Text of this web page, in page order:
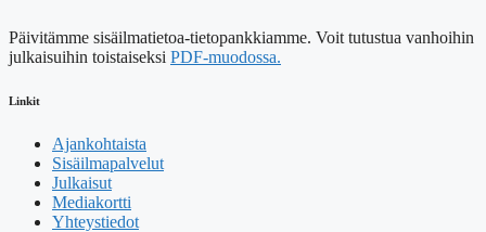
Päivitämme sisäilmatietoa-tietopankkiamme. Voit tutustua vanhoihin
julkaisuihin toistaiseksi PDF-muodossa.
Linkit
Ajankohtaista
Sisäilmapalvelut
Julkaisut
Mediakortti
Yhteystiedot